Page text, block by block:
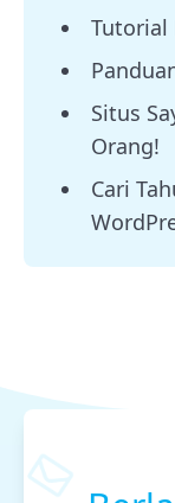
Tutorial
Situs
Orang!
Cari